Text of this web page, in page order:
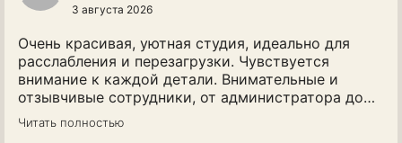
3 августа 2026
Очень красивая, уютная студия, идеально для
расслабления и перезагрузки. Чувствуется
внимание к каждой детали. Внимательные и
отзывчивые сотрудники, от администратора до
массажиста, учли все пожелания. Спасибо
большое, приду еще обязательно ❤️
Читать полностью